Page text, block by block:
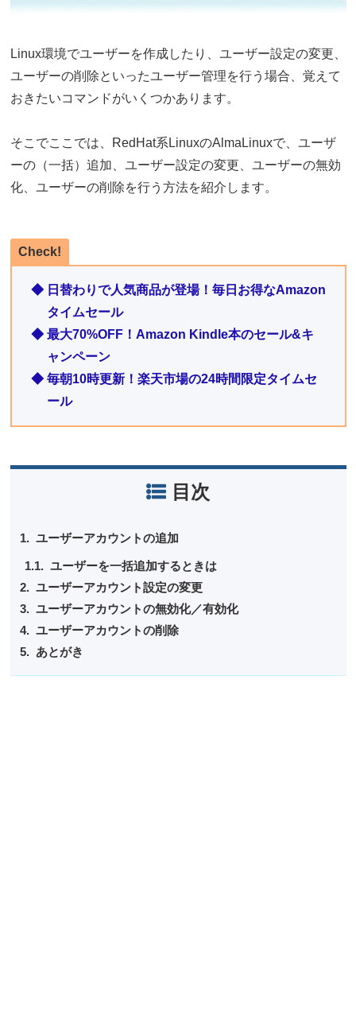
Linux環境でユーザーを作成したり、ユーザー設定の変更、
ユーザーの削除といったユーザー管理を行う場合、覚えて
おきたいコマンドがいくつかあります。
そこでここでは、RedHat系LinuxのAlmaLinuxで、ユーザ
ーの（一括）追加、ユーザー設定の変更、ユーザーの無効
化、ユーザーの削除を行う方法を紹介します。
Check!
◆ 日替わりで人気商品が登場！毎日お得なAmazon
タイムセール
◆ 最大70%OFF！Amazon Kindle本のセール&キ
ャンペーン
◆ 毎朝10時更新！楽天市場の24時間限定タイムセ
ール
目次
ユーザーアカウントの追加
ユーザーを一括追加するときは
ユーザーアカウント設定の変更
ユーザーアカウントの無効化／有効化
ユーザーアカウントの削除
あとがき